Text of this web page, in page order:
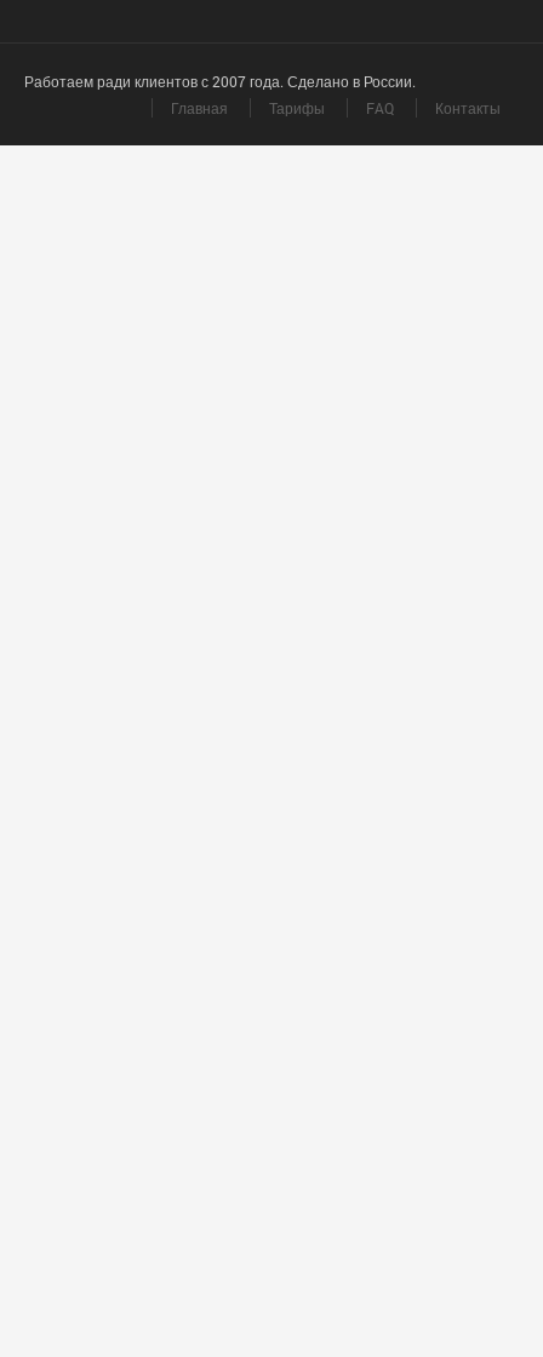
Работаем ради клиентов с 2007 года. Сделано в России.
Главная
Тарифы FAQ Контакты